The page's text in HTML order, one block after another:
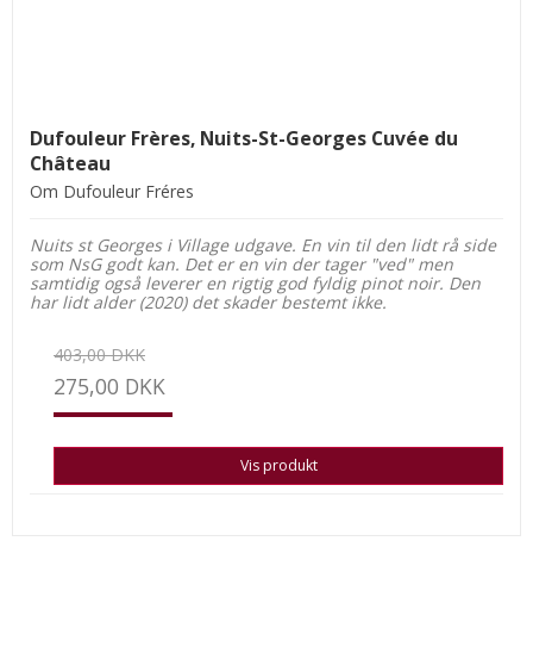
Dufouleur Frères, Nuits-St-Georges Cuvée du
Château
Om Dufouleur Fréres
Nuits st Georges i Village udgave. En vin til den lidt rå side
som NsG godt kan. Det er en vin der tager "ved" men
samtidig også leverer en rigtig god fyldig pinot noir. Den
har lidt alder (2020) det skader bestemt ikke.
403,00 DKK
275,00 DKK
Vis produkt